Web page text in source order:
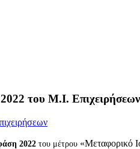
του Μ.Ι. Επιχειρήσεων
2022 του μέτρου «Μεταφορικό